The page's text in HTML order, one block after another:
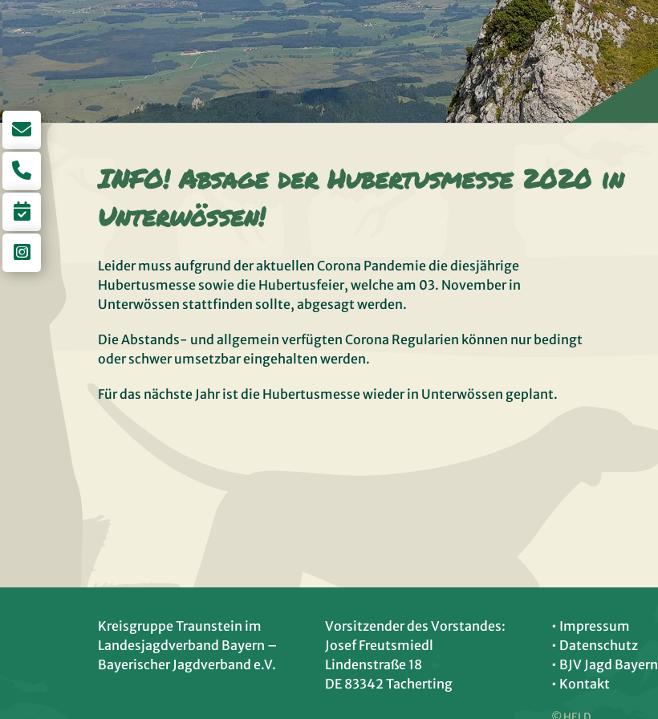
INFO! Absage der Hubertusmesse 2020 in
Unterwössen!
Leider muss aufgrund der aktuellen Corona Pandemie die diesjährige
Hubertusmesse sowie die Hubertusfeier, welche am 03. November in
Unterwössen stattfinden sollte, abgesagt werden.
Die Abstands- und allgemein verfügten Corona Regularien können nur bedingt
oder schwer umsetzbar eingehalten werden.
Für das nächste Jahr ist die Hubertusmesse wieder in Unterwössen geplant.
Kreisgruppe Traunstein im
Landesjagdverband Bayern –
Bayerischer Jagdverband e.V.
Vorsitzender des Vorstandes:
Josef Freutsmiedl
Lindenstraße 18
DE 83342 Tacherting
• Impressum
• Datenschutz
• BJV Jagd Bayern
• Kontakt